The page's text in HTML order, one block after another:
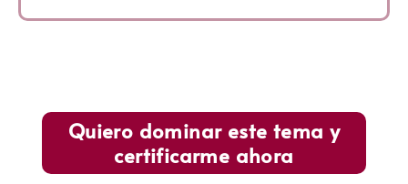
Quiero dominar este tema y
certificarme ahora